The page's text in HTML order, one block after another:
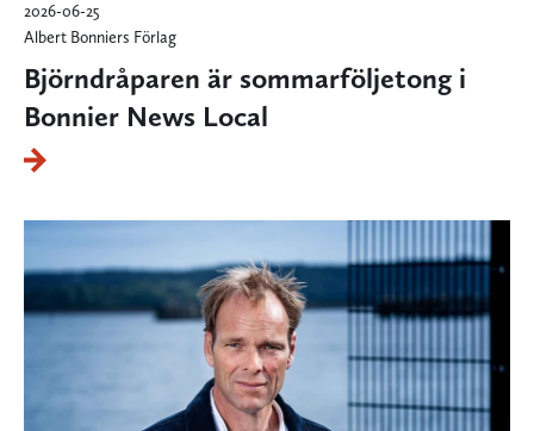
2026-06-25
Albert Bonniers Förlag
Björndråparen är sommarföljetong i
Bonnier News Local